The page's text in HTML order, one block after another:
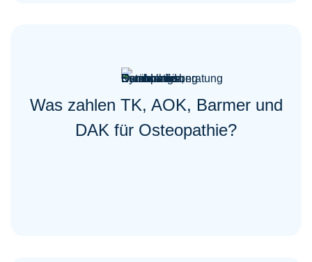
Was zahlen TK, AOK, Barmer und
DAK für Osteopathie?